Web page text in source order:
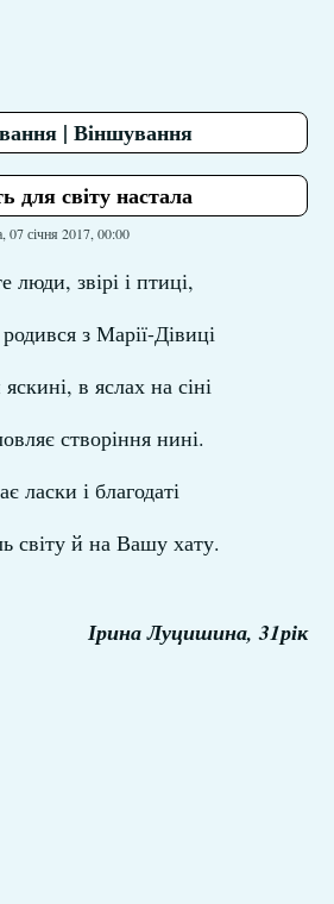
| Віншування
для світу настала
07 січня 2017, 00:00
люди, звірі і птиці,
з Марії-Дівиці
в яслах на сіні
створіння нині.
ласки і благодаті
світу й на Вашу хату.
Ірина Луцишина, 31рік